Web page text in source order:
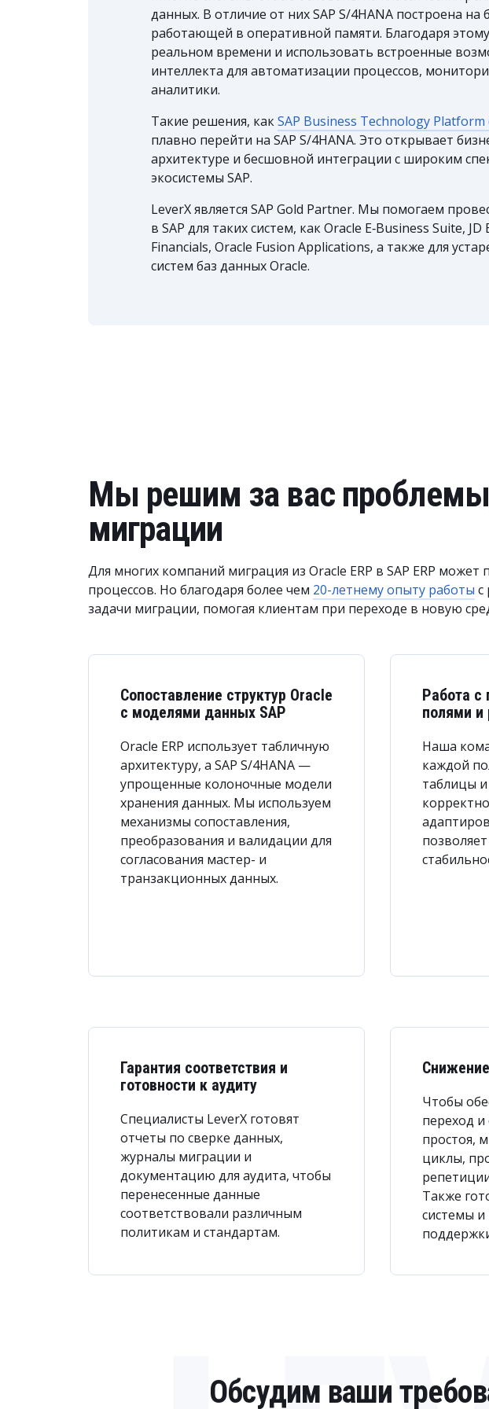
данных. В отличие от них SAP S/4HANA построена на
работающей в оперативной памяти. Благодаря
реальном времени и использовать встроенные
интеллекта для автоматизации процессов,
аналитики.
Такие решения, какSAP Business Technology Platform
плавно перейти на SAP S/4HANA. Это открывает
архитектуре и бесшовной интеграции с широким
экосистемы SAP.
LeverX является SAP Gold Partner. Мы помогаем
в SAP для таких систем, как Oracle E‑Business Suite,
Financials, Oracle Fusion Applications, а также для
систем баз данных Oracle.
Мы решим за вас
миграции
Для многих компаний миграция из Oracle ERP в SAP ERP
процессов. Но благодаря более чем 20-летнему опыту работы с
задачи миграции, помогая клиентам при переходе в новую
Сопоставление структур Oracle
с моделями данных SAP
Oracle ERP использует табличную
архитектуру, а SAP S/4HANA —
упрощенные колоночные модели
хранения данных. Мы используем
механизмы сопоставления,
преобразования и валидации для
согласования мастер- и
транзакционных данных.
Работа с
полями
Наша
каждой
таблицы
Гарантия соответствия и
готовности к аудиту
Специалисты LeverX готовят
отчеты по сверке данных,
журналы миграции и
документацию для аудита, чтобы
перенесенные данные
соответствовали различным
политикам и стандартам.
Чтобы
переход
простоя,
циклы,
Также
системы
Обсудим ваши